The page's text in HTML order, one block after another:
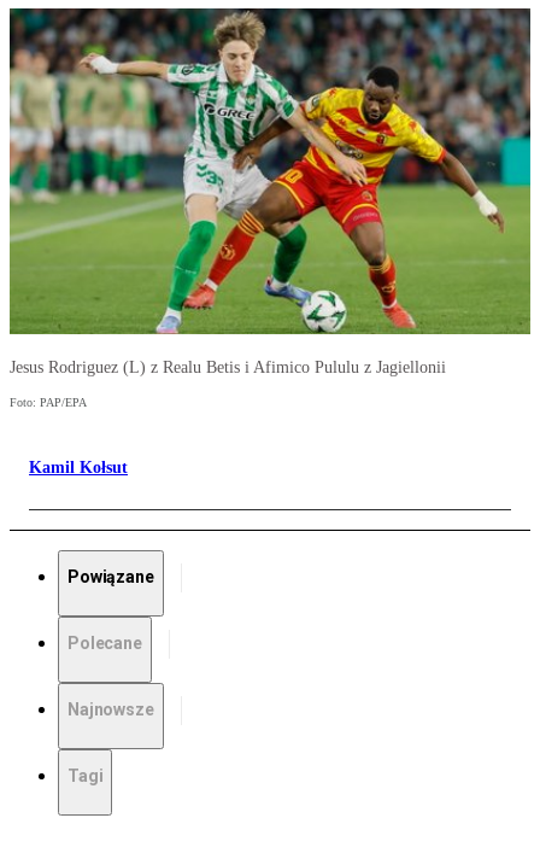
Jesus Rodriguez (L) z Realu Betis i Afimico Pululu z Jagiellonii
Foto: PAP/EPA
Kamil Kołsut
Powiązane
Polecane
Najnowsze
Tagi